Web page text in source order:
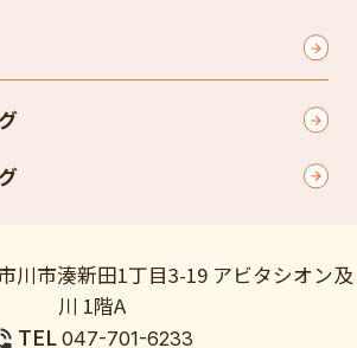
川市湊新田1丁目3-19 アビタシオン及
川 1階A
TEL 047-701-6233